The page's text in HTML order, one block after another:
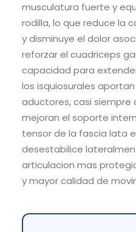
musculatura fuerte y
rodilla, lo que reduce la
y disminuye el dolor
reforzar el cuadriceps
capacidad para
los isquiosurales
aductores, casi siempre
mejoran el soporte
tensor de la fascia lata
desestabilice
articulacion mas
y mayor calidad de